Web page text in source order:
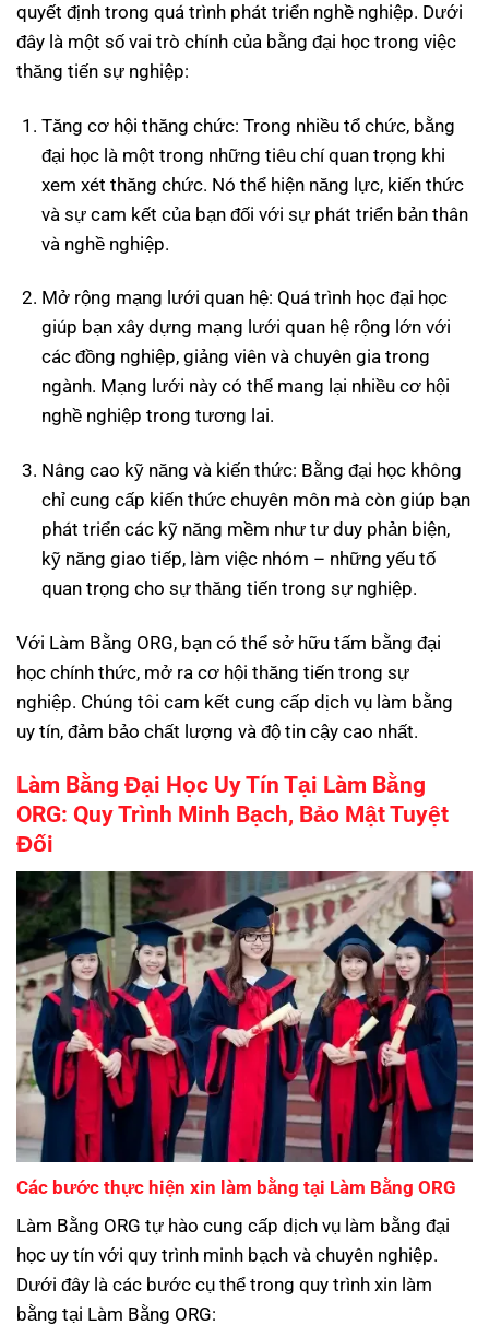
quyết định trong quá trình phát triển nghề nghiệp. Dưới
đây là một số vai trò chính của bằng đại học trong việc
thăng tiến sự nghiệp:
Tăng cơ hội thăng chức: Trong nhiều tổ chức, bằng
đại học là một trong những tiêu chí quan trọng khi
xem xét thăng chức. Nó thể hiện năng lực, kiến thức
và sự cam kết của bạn đối với sự phát triển bản thân
và nghề nghiệp.
Mở rộng mạng lưới quan hệ: Quá trình học đại học
giúp bạn xây dựng mạng lưới quan hệ rộng lớn với
các đồng nghiệp, giảng viên và chuyên gia trong
ngành. Mạng lưới này có thể mang lại nhiều cơ hội
nghề nghiệp trong tương lai.
Nâng cao kỹ năng và kiến thức: Bằng đại học không
chỉ cung cấp kiến thức chuyên môn mà còn giúp bạn
phát triển các kỹ năng mềm như tư duy phản biện,
kỹ năng giao tiếp, làm việc nhóm – những yếu tố
quan trọng cho sự thăng tiến trong sự nghiệp.
Với Làm Bằng ORG, bạn có thể sở hữu tấm bằng đại
học chính thức, mở ra cơ hội thăng tiến trong sự
nghiệp. Chúng tôi cam kết cung cấp dịch vụ làm bằng
uy tín, đảm bảo chất lượng và độ tin cậy cao nhất.
Làm Bằng Đại Học Uy Tín Tại Làm Bằng
ORG: Quy Trình Minh Bạch, Bảo Mật Tuyệt
Đối
Các bước thực hiện xin làm bằng tại Làm Bằng ORG
Làm Bằng ORG tự hào cung cấp dịch vụ làm bằng đại
học uy tín với quy trình minh bạch và chuyên nghiệp.
Dưới đây là các bước cụ thể trong quy trình xin làm
bằng tại Làm Bằng ORG: